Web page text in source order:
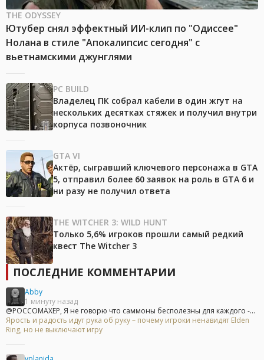
THE ODYSSEY
Ютубер снял эффектный ИИ-клип по "Одиссее"
Нолана в стиле "Апокалипсис сегодня" с
вьетнамскими джунглями
PC BUILD
Владелец ПК собрал кабели в один жгут на
нескольких десятках стяжек и получил внутри
корпуса позвоночник
GTA VI
Актёр, сыгравший ключевого персонажа в GTA
5, отправил более 60 заявок на роль в GTA 6 и
ни разу не получил ответа
THE WITCHER 3: WILD HUNT
Только 5,6% игроков прошли самый редкий
квест The Witcher 3
ПОСЛЕДНИЕ КОММЕНТАРИИ
Abby
1 минуту назад
@POCCOMAXEP, Я не говорю что саммоны бесполезны для каждого -...
Ярость и радость идут рука об руку – почему игроки ненавидят Elden
Ring, но не выключают игру